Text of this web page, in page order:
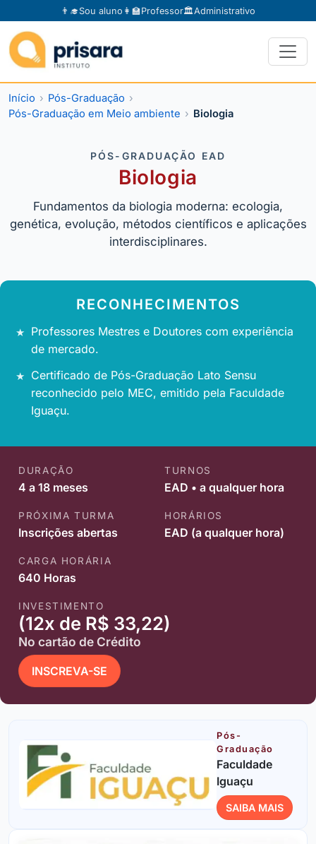
👨‍🎓Sou aluno 👩‍🏫Professor🏛️Administrativo
Início
Pós-Graduação
Pós-Graduação em Meio ambiente
Biologia
PÓS-GRADUAÇÃO EAD
Biologia
Fundamentos da biologia moderna: ecologia,
genética, evolução, métodos científicos e aplicações
interdisciplinares.
RECONHECIMENTOS
Professores Mestres e Doutores com experiência
de mercado.
Certificado de Pós-Graduação Lato Sensu
reconhecido pelo MEC, emitido pela Faculdade
Iguaçu.
DURAÇÃO
4 a 18 meses
TURNOS
EAD • a qualquer hora
PRÓXIMA TURMA
Inscrições abertas
HORÁRIOS
EAD (a qualquer hora)
CARGA HORÁRIA
640 Horas
INVESTIMENTO
(12x de R$ 33,22)
No cartão de Crédito
INSCREVA-SE
Pós-
Graduação
Faculdade
Iguaçu
SAIBA MAIS